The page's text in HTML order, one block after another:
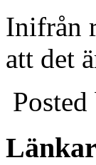
Inifrån
att det
Länkar